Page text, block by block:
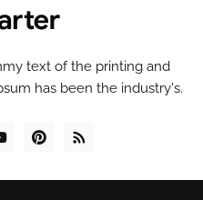
text of the printing and
has been the industry's.